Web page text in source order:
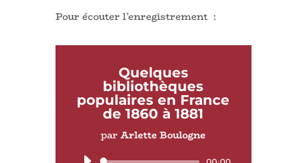
Pour écouter l’enregistrement :
Quelques
bibliothèques
populaires en France
de 1860 à 1881
parArlette Boulogne